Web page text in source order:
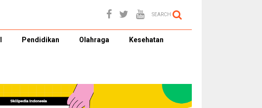
SEARCH
Pendidikan Olahraga Kesehatan